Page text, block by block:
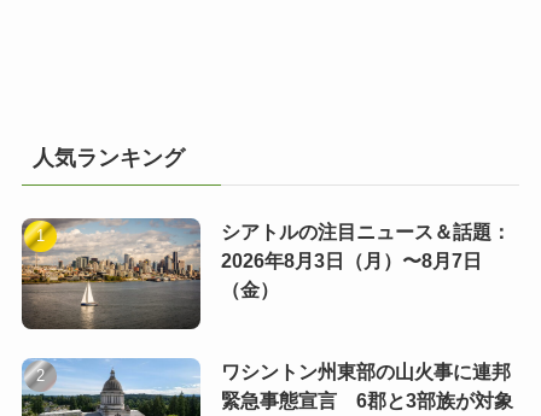
人気ランキング
シアトルの注目ニュース＆話題：
2026年8月3日（月）〜8月7日
（金）
ワシントン州東部の山火事に連邦
緊急事態宣言 6郡と3部族が対象